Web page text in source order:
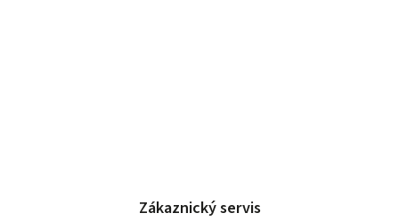
Zákaznický servis